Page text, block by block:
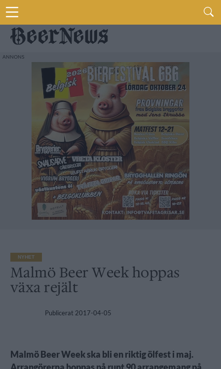
NYHET
Malmö Beer Week hoppas
växa rejält
Publicerat 2017-04-05
Malmö Beer Week ska bli en riktig ölfest i maj.